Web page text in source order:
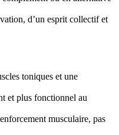
d’un esprit collectif et
toniques et une
et plus fonctionnel au
musculaire, pas